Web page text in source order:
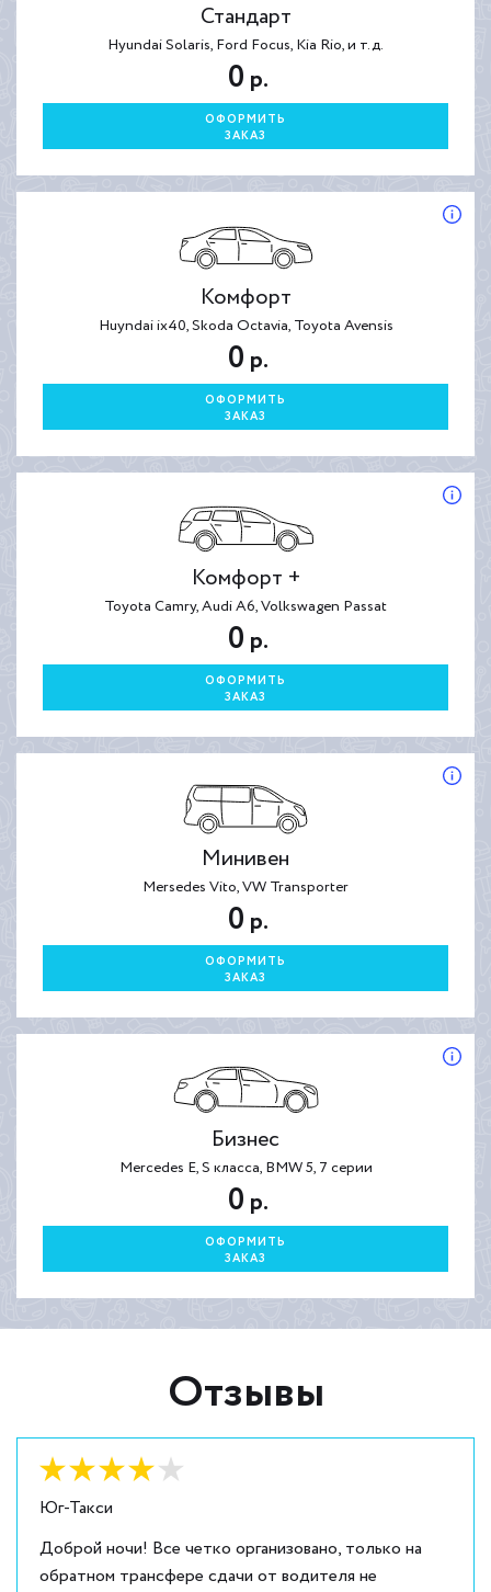
Стандарт
Hyundai Solaris, Ford Focus, Kia Rio, и т.д.
0 р.
ОФОРМИТЬ
ЗАКАЗ
Комфорт
Huyndai ix40, Skoda Octavia, Toyota Avensis
0 р.
ОФОРМИТЬ
ЗАКАЗ
Комфорт +
Toyota Camry, Audi A6, Volkswagen Passat
0 р.
ОФОРМИТЬ
ЗАКАЗ
Минивен
Mersedes Vito, VW Transporter
0 р.
ОФОРМИТЬ
ЗАКАЗ
Бизнес
Mercedes E, S класса, BMW 5, 7 серии
0 р.
ОФОРМИТЬ
ЗАКАЗ
Отзывы
Юг-Такси
Оценка: 4
Доброй ночи! Все четко организовано, только на
обратном трансфере сдачи от водителя не